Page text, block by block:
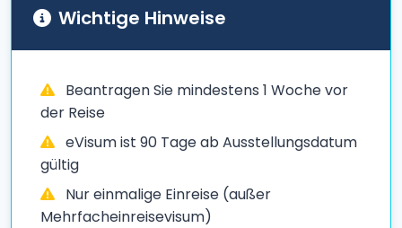
Wichtige Hinweise
Beantragen Sie mindestens 1 Woche vor
der Reise
eVisum ist 90 Tage ab Ausstellungsdatum
gültig
Nur einmalige Einreise (außer
Mehrfacheinreisevisum)